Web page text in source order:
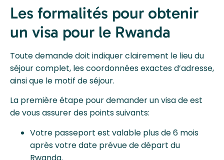
Les formalités pour obtenir
un visa pour le Rwanda
Toute demande doit indiquer clairement le lieu du
séjour complet, les coordonnées exactes d’adresse,
ainsi que le motif de séjour.
La première étape pour demander un visa de est
de vous assurer des points suivants:
Votre passeport est valable plus de 6 mois
après votre date prévue de départ du
Rwanda.